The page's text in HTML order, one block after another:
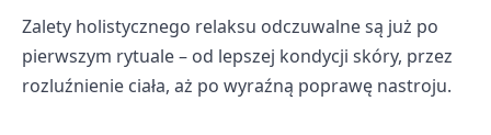
Zalety holistycznego relaksu odczuwalne są już po
pierwszym rytuale – od lepszej kondycji skóry, przez
rozluźnienie ciała, aż po wyraźną poprawę nastroju.